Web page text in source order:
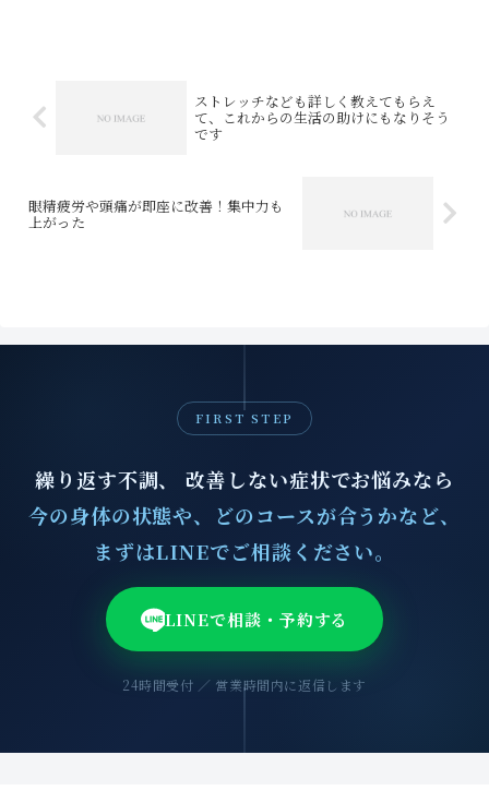
ストレッチなども詳しく教えてもらえ
て、これからの生活の助けにもなりそう
です
眼精疲労や頭痛が即座に改善！集中力も
上がった
FIRST STEP
繰り返す不調、 改善しない症状でお悩みなら
今の身体の状態や、どのコースが合うかなど、
まずはLINEでご相談ください。
LINEで相談・予約する
24時間受付 ／ 営業時間内に返信します